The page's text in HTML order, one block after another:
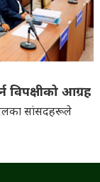
विपक्षीको आग्रह
दलका सांसदहरूले